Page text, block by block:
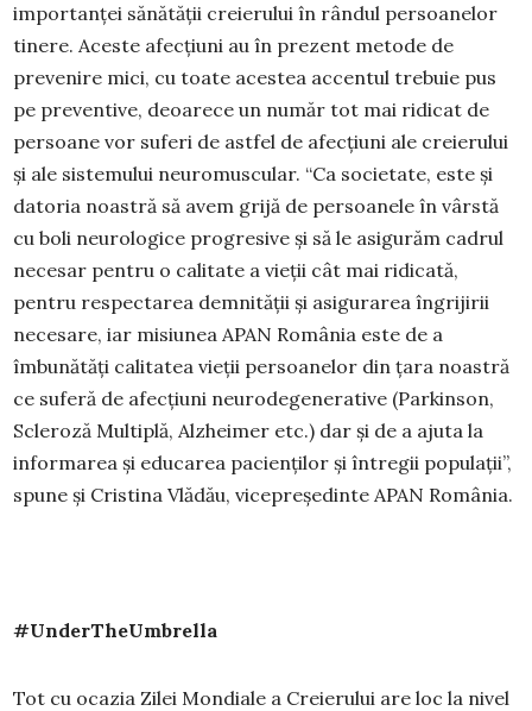
importanței sănătății creierului în rândul persoanelor
tinere. Aceste afecțiuni au în prezent metode de
prevenire mici, cu toate acestea accentul trebuie pus
pe preventive, deoarece un număr tot mai ridicat de
persoane vor suferi de astfel de afecțiuni ale creierului
și ale sistemului neuromuscular. “Ca societate, este și
datoria noastră să avem grijă de persoanele în vârstă
cu boli neurologice progresive și să le asigurăm cadrul
necesar pentru o calitate a vieții cât mai ridicată,
pentru respectarea demnității și asigurarea îngrijirii
necesare, iar misiunea APAN România este de a
îmbunătăți calitatea vieții persoanelor din țara noastră
ce suferă de afecțiuni neurodegenerative (Parkinson,
Scleroză Multiplă, Alzheimer etc.) dar și de a ajuta la
informarea și educarea pacienților și întregii populații”,
spune și Cristina Vlădău, vicepreședinte APAN România.
#UnderTheUmbrella
Tot cu ocazia Zilei Mondiale a Creierului are loc la nivel